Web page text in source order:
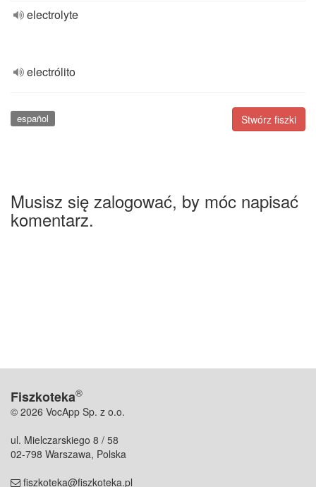
electrolyte
electrólito
Stwórz fiszki
español
Musisz się zalogować, by móc napisać
komentarz.
Fiszkoteka®
© 2026 VocApp Sp. z o.o.
ul. Mielczarskiego 8 / 58
02-798 Warszawa, Polska
fiszkoteka@fiszkoteka.pl